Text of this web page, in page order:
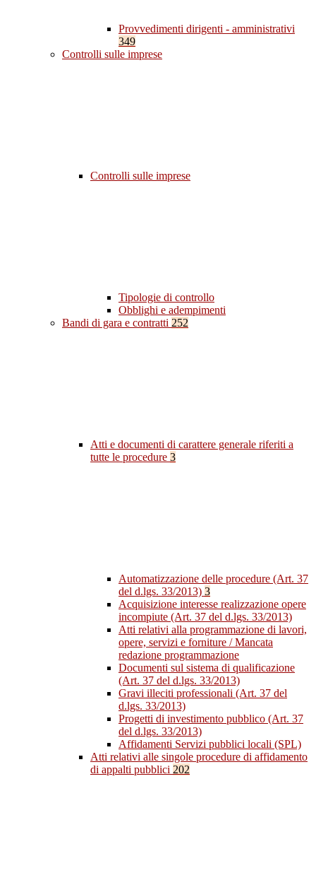
Provvedimenti dirigenti - amministrativi
349
Controlli sulle imprese
Controlli sulle imprese
Tipologie di controllo
Obblighi e adempimenti
Bandi di gara e contratti 252
Atti e documenti di carattere generale riferiti a
tutte le procedure 3
Automatizzazione delle procedure (Art. 37
del d.lgs. 33/2013) 3
Acquisizione interesse realizzazione opere
incompiute (Art. 37 del d.lgs. 33/2013)
Atti relativi alla programmazione di lavori,
opere, servizi e forniture / Mancata
redazione programmazione
Documenti sul sistema di qualificazione
(Art. 37 del d.lgs. 33/2013)
Gravi illeciti professionali (Art. 37 del
d.lgs. 33/2013)
Progetti di investimento pubblico (Art. 37
del d.lgs. 33/2013)
Affidamenti Servizi pubblici locali (SPL)
Atti relativi alle singole procedure di affidamento
di appalti pubblici 202